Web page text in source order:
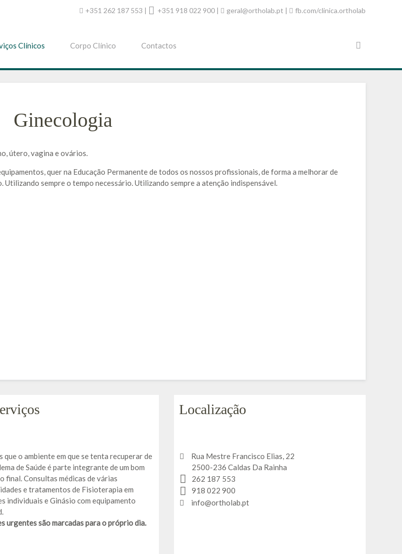
+351 262 187 553 | +351 918 022 900 | geral@ortholab.pt | fb.com/clinica.ortholab
Clínicos Corpo Clínico Contactos
Ginecologia
útero, vagina e ovários.
quer na Educação Permanente de todos os nossos profissionais, de forma a melhorar de
sempre o tempo necessário. Utilizando sempre a atenção indispensável.
que o ambiente em que se tenta recuperar de
de Saúde é parte integrante de um bom
final. Consultas médicas de várias
e tratamentos de Fisioterapia em
individuais e Ginásio com equipamento
urgentes são marcadas para o próprio dia.
Localização
Rua Mestre Francisco Elias, 22
2500-236 Caldas Da Rainha
262 187 553
918 022 900
info@ortholab.pt